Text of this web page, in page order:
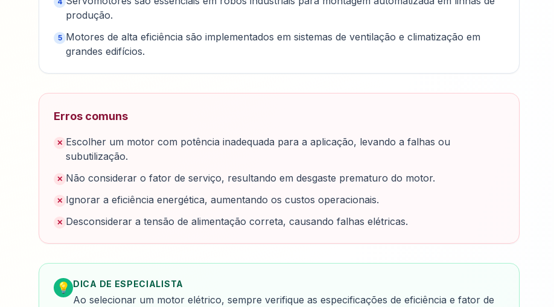
produção.
5 Motores de alta eficiência são implementados em sistemas de ventilação e climatização em
grandes edifícios.
Erros comuns
✕ Escolher um motor com potência inadequada para a aplicação, levando a falhas ou
subutilização.
✕ Não considerar o fator de serviço, resultando em desgaste prematuro do motor.
✕ Ignorar a eficiência energética, aumentando os custos operacionais.
✕ Desconsiderar a tensão de alimentação correta, causando falhas elétricas.
💡 DICA DE ESPECIALISTA
Ao selecionar um motor elétrico, sempre verifique as especificações de eficiência e fator de